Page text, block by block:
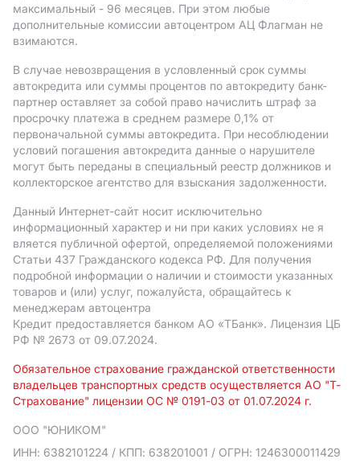
максимальный - 96 месяцев. При этом любые
дополнительные комиссии автоцентром АЦ Флагман не
взимаются.
В случае невозвращения в условленный срок суммы
автокредита или суммы процентов по автокредиту банк-
партнер оставляет за собой право начислить штраф за
просрочку платежа в среднем размере 0,1% от
первоначальной суммы автокредита. При несоблюдении
условий погашения автокредита данные о нарушителе
могут быть переданы в специальный реестр должников и
коллекторское агентство для взыскания задолженности.
Данный Интернет-сайт носит исключительно
информационный характер и ни при каких условиях не я
вляется публичной офертой, определяемой положениями
Статьи 437 Гражданского кодекса РФ. Для получения
подробной информации о наличии и стоимости указанных
товаров и (или) услуг, пожалуйста, обращайтесь к
менеджерам автоцентра
Кредит предоставляется банком АO «ТБанк». Лицензия ЦБ
РФ № 2673 от 09.07.2024.
Обязательное страхование гражданской ответственности
владельцев транспортных средств осуществляется АО "Т-
Страхование" лицензии ОС № 0191-03 от 01.07.2024 г.
ООО "ЮНИКОМ"
ИНН: 6382101224 / КПП: 638201001 / ОГРН: 1246300011429